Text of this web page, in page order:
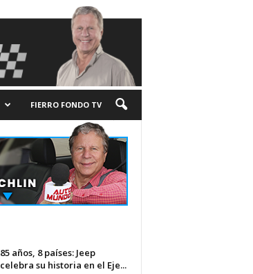
FIERRO FONDO TV
85 años, 8 países: Jeep
celebra su historia en el Eje...